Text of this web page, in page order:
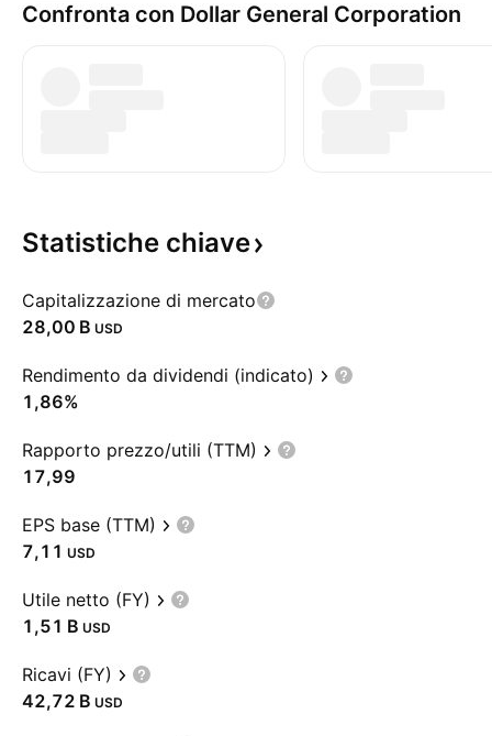
Confronta con Dollar General Corporation
Statistiche chiave
Capitalizzazione di mercato
‪28,00 B‬ USD
Rendimento da dividendi (indicato)
1,86%
Rapporto prezzo/utili (TTM)
17,99
EPS base (TTM)
7,11 USD
Utile netto (FY)
‪1,51 B‬ USD
Ricavi (FY)
‪42,72 B‬ USD